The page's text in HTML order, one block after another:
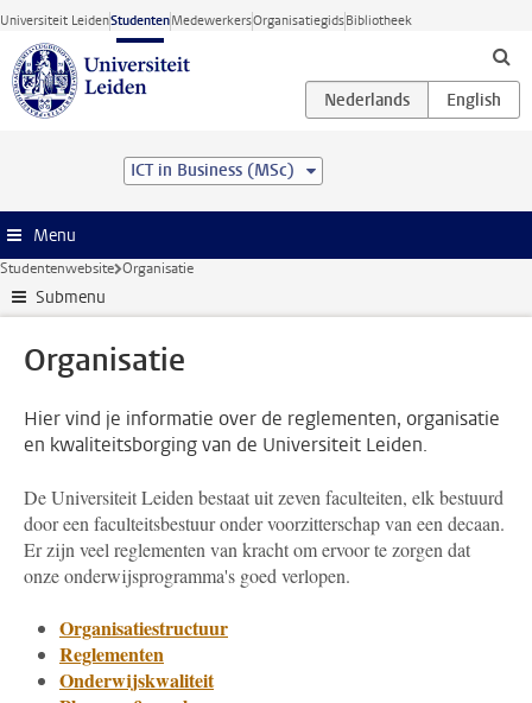
Ga direct naar de inhoud
Universiteit LeidenStudentenMedewerkersOrganisatiegidsBibliotheek
ICT in Business (MSc)
Menu
Studentenwebsite Organisatie
Submenu
Organisatie
Hier vind je informatie over de reglementen, organisatie
en kwaliteitsborging van de Universiteit Leiden.
De Universiteit Leiden bestaat uit zeven faculteiten, elk bestuurd
door een faculteitsbestuur onder voorzitterschap van een decaan.
Er zijn veel reglementen van kracht om ervoor te zorgen dat
onze onderwijsprogramma's goed verlopen.
Organisatiestructuur
Reglementen
Onderwijskwaliteit